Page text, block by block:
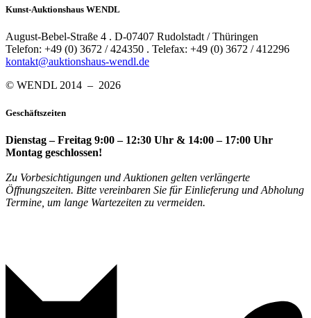
Kunst-Auktionshaus WENDL
August-Bebel-Straße 4 . D-07407 Rudolstadt / Thüringen
Telefon: +49 (0) 3672 / 424350 . Telefax: +49 (0) 3672 / 412296
kontakt@auktionshaus-wendl.de
© WENDL 2014 – 2026
Geschäftszeiten
Dienstag – Freitag 9:00 – 12:30 Uhr & 14:00 – 17:00 Uhr
Montag geschlossen!
Zu Vorbesichtigungen und Auktionen gelten verlängerte
Öffnungszeiten. Bitte vereinbaren Sie für Einlieferung und Abholung
Termine, um lange Wartezeiten zu vermeiden.